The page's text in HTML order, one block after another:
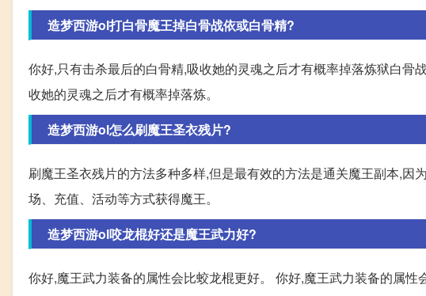
造梦西游ol打白骨魔王掉白骨战依或白骨精?
你好,只有击杀最后的白骨精,吸收她的灵魂之后才有概率掉落炼狱白骨
收她的灵魂之后才有概率掉落炼。
造梦西游ol怎么刷魔王圣衣残片?
刷魔王圣衣残片的方法多种多样,但是最有效的方法是通关魔王副本,
场、充值、活动等方式获得魔王。
造梦西游ol咬龙棍好还是魔王武力好?
你好,魔王武力装备的属性会比蛟龙棍更好。 你好,魔王武力装备的属性